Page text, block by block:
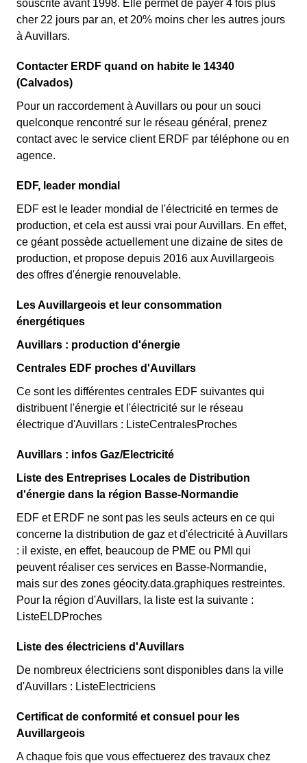
souscrite avant 1998. Elle permet de payer 4 fois plus
cher 22 jours par an, et 20% moins cher les autres jours
à Auvillars.
Contacter ERDF quand on habite le 14340
(Calvados)
Pour un raccordement à Auvillars ou pour un souci
quelconque rencontré sur le réseau général, prenez
contact avec le service client ERDF par téléphone ou en
agence.
EDF, leader mondial
EDF est le leader mondial de l'électricité en termes de
production, et cela est aussi vrai pour Auvillars. En effet,
ce géant possède actuellement une dizaine de sites de
production, et propose depuis 2016 aux Auvillargeois
des offres d'énergie renouvelable.
Les Auvillargeois et leur consommation
énergétiques
Auvillars : production d'énergie
Centrales EDF proches d'Auvillars
Ce sont les différentes centrales EDF suivantes qui
distribuent l'énergie et l'électricité sur le réseau
électrique d'Auvillars : ListeCentralesProches
Auvillars : infos Gaz/Electricité
Liste des Entreprises Locales de Distribution
d'énergie dans la région Basse-Normandie
EDF et ERDF ne sont pas les seuls acteurs en ce qui
concerne la distribution de gaz et d'électricité à Auvillars
: il existe, en effet, beaucoup de PME ou PMI qui
peuvent réaliser ces services en Basse-Normandie,
mais sur des zones géocity.data.graphiques restreintes.
Pour la région d'Auvillars, la liste est la suivante :
ListeELDProches
Liste des électriciens d'Auvillars
De nombreux électriciens sont disponibles dans la ville
d'Auvillars : ListeElectriciens
Certificat de conformité et consuel pour les
Auvillargeois
A chaque fois que vous effectuerez des travaux chez